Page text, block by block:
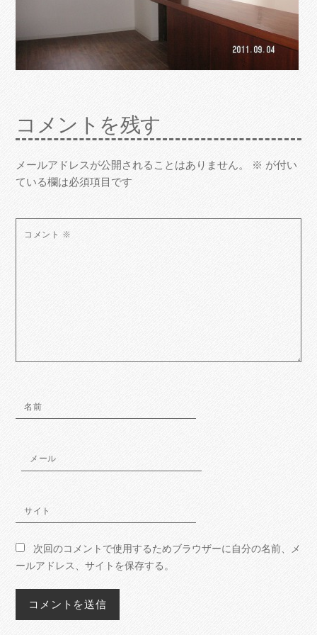
コメントを残す
メールアドレスが公開されることはありません。 ※ が付い
ている欄は必須項目です
コメント ※
名前
メール
サイト
次回のコメントで使用するためブラウザーに自分の名前、メ
ールアドレス、サイトを保存する。